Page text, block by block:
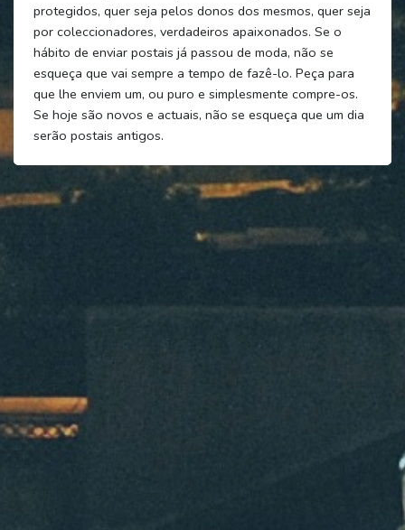
protegidos, quer seja pelos donos dos mesmos, quer seja
por coleccionadores, verdadeiros apaixonados. Se o
hábito de enviar postais já passou de moda, não se
esqueça que vai sempre a tempo de fazê-lo. Peça para
que lhe enviem um, ou puro e simplesmente compre-os.
Se hoje são novos e actuais, não se esqueça que um dia
serão postais antigos.